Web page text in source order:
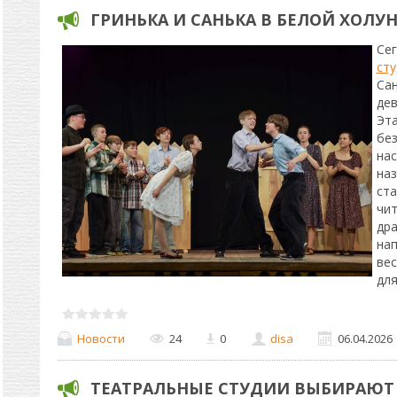
ГРИНЬКА И САНЬКА В БЕЛОЙ
Новости 24 0 disa 06.04.2026
ТЕАТРАЛЬНЫЕ СТУДИИ